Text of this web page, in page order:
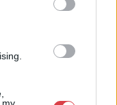
grafikájával.
Klösz
96×64 cm
Juhásznap.
plakát. Füzesi
hátoldalán